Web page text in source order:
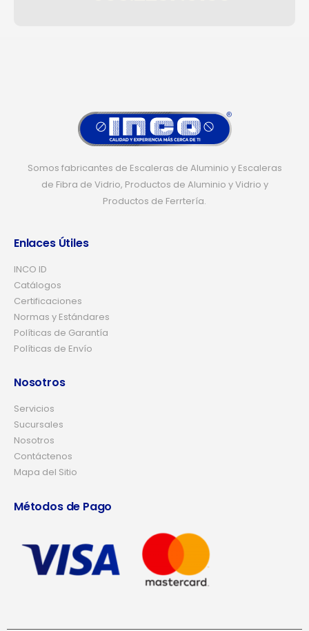
Somos fabricantes de Escaleras de Aluminio y Escaleras
de Fibra de Vidrio, Productos de Aluminio y Vidrio y
Productos de Ferrtería.
Enlaces Útiles
INCO ID
Catálogos
Certificaciones
Normas y Estándares
Políticas de Garantía
Políticas de Envío
Nosotros
Servicios
Sucursales
Nosotros
Contáctenos
Mapa del Sitio
Métodos de Pago